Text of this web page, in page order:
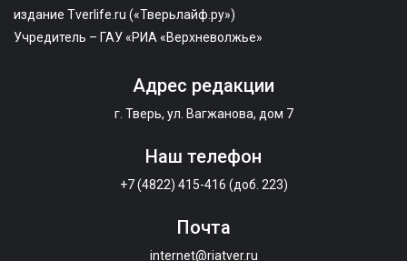
издание Tverlife.ru («Тверьлайф.ру»)
Учредитель – ГАУ «РИА «Верхневолжье»
Адрес редакции
г. Тверь, ул. Вагжанова, дом 7
Наш телефон
+7 (4822) 415-416 (доб. 223)
Почта
internet@riatver.ru